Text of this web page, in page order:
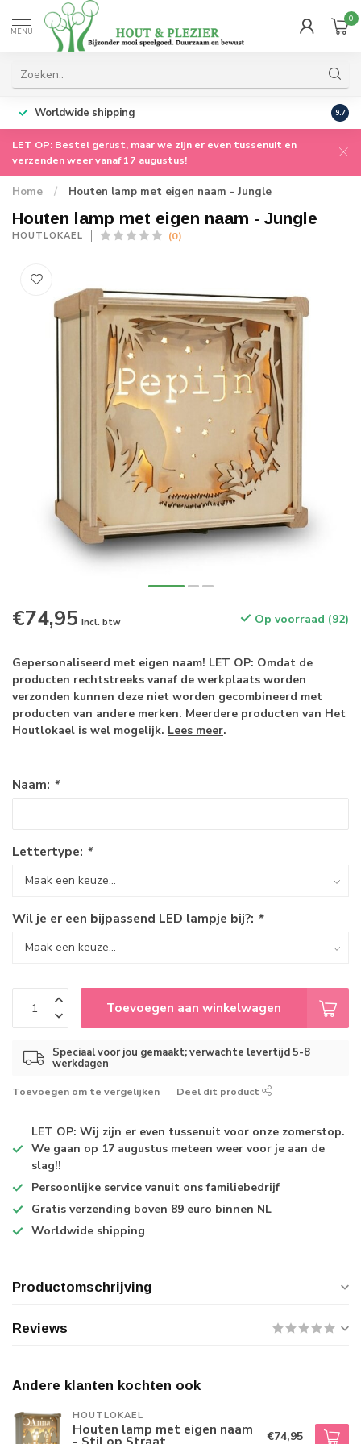
MENU
0
Worldwide shipping 9.7
LET OP: Bestel gerust, maar we zijn er even tussenuit en
verzenden weer vanaf 17 augustus!
Home / Houten lamp met eigen naam - Jungle
Houten lamp met eigen naam - Jungle
HOUTLOKAEL (0)
€74,95 Incl. btw Op voorraad (92)
Gepersonaliseerd met eigen naam! LET OP: Omdat de
producten rechtstreeks vanaf de werkplaats worden
verzonden kunnen deze niet worden gecombineerd met
producten van andere merken. Meerdere producten van Het
Houtlokael is wel mogelijk. Lees meer.
Naam: *
Lettertype: *
Wil je er een bijpassend LED lampje bij?: *
Toevoegen aan winkelwagen
Speciaal voor jou gemaakt; verwachte levertijd 5-8
werkdagen
Toevoegen om te vergelijken Deel dit product
LET OP: Wij zijn er even tussenuit voor onze zomerstop.
We gaan op 17 augustus meteen weer voor je aan de
slag!!
Persoonlijke service vanuit ons familiebedrijf
Gratis verzending boven 89 euro binnen NL
Worldwide shipping
Productomschrijving
Reviews
Andere klanten kochten ook
HOUTLOKAEL
Houten lamp met eigen naam €74,95